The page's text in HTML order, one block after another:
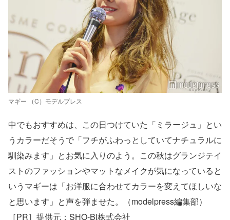
マギー （C）モデルプレス
中でもおすすめは、この日つけていた「ミラージュ」とい
うカラーだそうで「フチがふわっとしていてナチュラルに
馴染みます」とお気に入りのよう。この秋はグランジテイ
ストのファッションやマットなメイクが気になっていると
いうマギーは「お洋服に合わせてカラーを変えてほしいな
と思います」と声を弾ませた。（modelpress編集部）
［PR］提供元：SHO-BI株式会社